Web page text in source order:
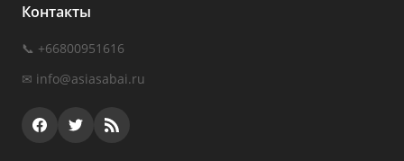
Контакты
📞 +66800951616
✉ info@asiasabai.ru